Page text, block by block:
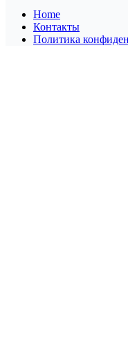
Home
Контакты
Политика